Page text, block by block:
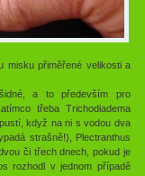
misku přiměřené velikosti a
a to především pro
třeba Trichodiadema
když na ni s vodou dva
strašně!), Plectranthus
či třech dnech, pokud je
rozhodl v jednom případě